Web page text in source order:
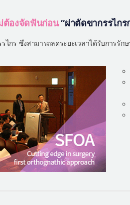
ต้องจัดฟันก่อน“ผ่าตัดขากรรไก
ไกร ซึ่งสามารถลดระยะเวลาได้รับการรั